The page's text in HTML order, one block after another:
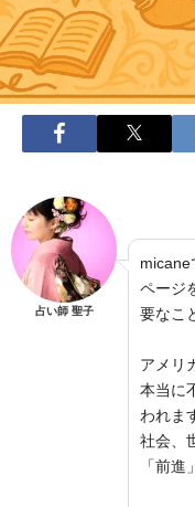
占い師 聖子
micane
ページ
要なこ
アメリ
本当に
われま
社会、
「前進